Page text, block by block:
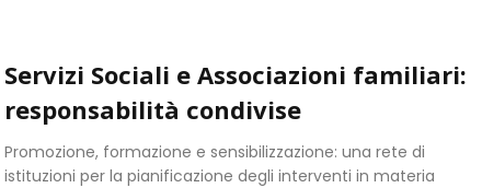
Servizi Sociali e Associazioni familiari:
responsabilità condivise
Promozione, formazione e sensibilizzazione: una rete di
istituzioni per la pianificazione degli interventi in materia